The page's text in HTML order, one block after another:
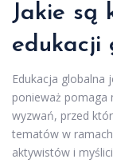
Jakie są
edukacji
Edukacja globalna
ponieważ pomaga
wyzwań, przed
tematów w
aktywistów i